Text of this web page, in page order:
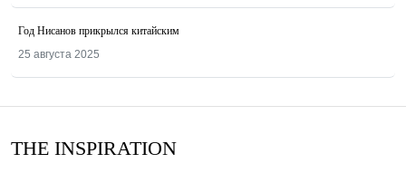
Год Нисанов прикрылся китайским
25 августа 2025
THE INSPIRATION